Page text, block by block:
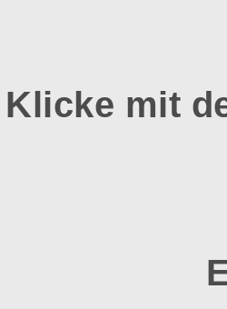
Klicke mit